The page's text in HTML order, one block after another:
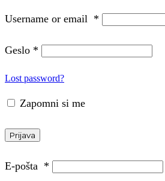
Username or email *
Geslo *
Lost password?
Zapomni si me
Prijava
E-pošta *